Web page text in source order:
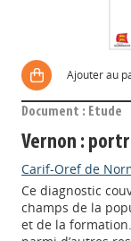
Ajouter au
Document : Etude
Vernon :
Carif-Oref de
Ce diagnostic
champs de la
et de la